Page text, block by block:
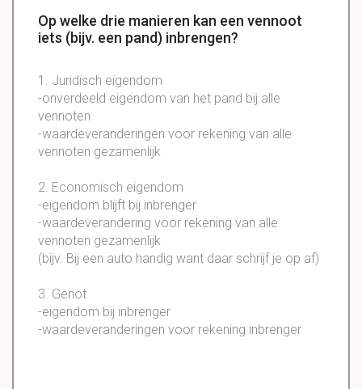
Op welke drie manieren kan een vennoot
iets (bijv. een pand) inbrengen?
1. Juridisch eigendom
-onverdeeld eigendom van het pand bij alle
vennoten
-waardeveranderingen voor rekening van alle
vennoten gezamenlijk
2. Economisch eigendom
-eigendom blijft bij inbrenger
-waardeverandering voor rekening van alle
vennoten gezamenlijk
(bijv. Bij een auto handig want daar schrijf je op af)
3. Genot
-eigendom bij inbrenger
-waardeveranderingen voor rekening inbrenger